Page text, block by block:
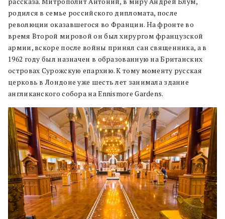
родился в семье российского дипломата, после
революции оказавшегося во Франции. На фронте во
время Второй мировой он был хирургом французской
армии, вскоре после войны принял сан священника, а в
1962 году был назначен в образованную на Британских
островах Сурожскую епархию. К тому моменту русская
церковь в Лондоне уже шесть лет занимала здание
англиканского собора на Ennismore Gardens.